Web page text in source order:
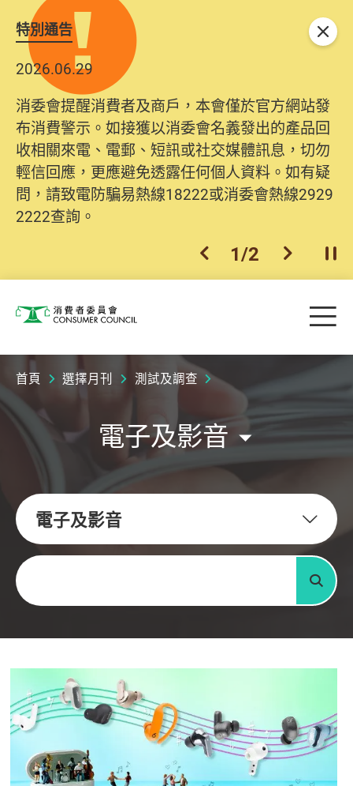
特別通告
2026.06.29
消委會提醒消費者及商戶，本會僅於官方網站發
布消費警示。如接獲以消委會名義發出的產品回
收相關來電、電郵、短訊或社交媒體訊息，切勿
輕信回應，更應避免透露任何個人資料。如有疑
問，請致電防騙易熱線18222或消委會熱線2929
2222查詢。
上一個
1/2 下一個開
關閉
消費者委員會 目
首頁 選擇月刊 測試及調查
電子及影音
電子及影音
關鍵字
搜尋